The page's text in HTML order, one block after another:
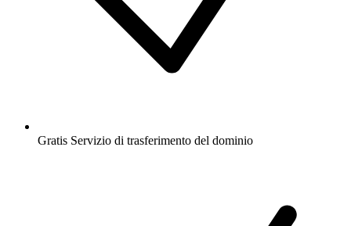
Gratis Servizio di trasferimento del dominio